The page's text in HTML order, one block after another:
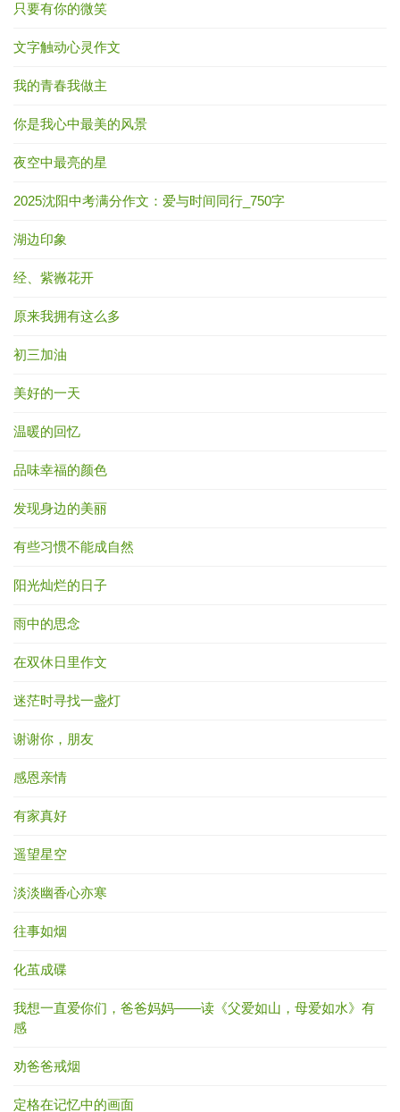
只要有你的微笑
文字触动心灵作文
我的青春我做主
你是我心中最美的风景
夜空中最亮的星
2025沈阳中考满分作文：爱与时间同行_750字
湖边印象
经、紫嶶花开
原来我拥有这么多
初三加油
美好的一天
温暖的回忆
品味幸福的颜色
发现身边的美丽
有些习惯不能成自然
阳光灿烂的日子
雨中的思念
在双休日里作文
迷茫时寻找一盏灯
谢谢你，朋友
感恩亲情
有家真好
遥望星空
淡淡幽香心亦寒
往事如烟
化茧成碟
我想一直爱你们，爸爸妈妈——读《父爱如山，母爱如水》有
感
劝爸爸戒烟
定格在记忆中的画面